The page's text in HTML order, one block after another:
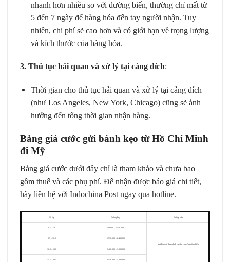
nhanh hơn nhiều so với đường biển, thường chỉ mất từ
5 đến 7 ngày để hàng hóa đến tay người nhận. Tuy
nhiên, chi phí sẽ cao hơn và có giới hạn về trọng lượng
và kích thước của hàng hóa.
3. Thủ tục hải quan và xử lý tại cảng đích:
Thời gian cho thủ tục hải quan và xử lý tại cảng đích
(như Los Angeles, New York, Chicago) cũng sẽ ảnh
hưởng đến tổng thời gian nhận hàng.
Bảng giá cước gửi bánh kẹo từ Hồ Chí Minh
đi Mỹ
Bảng giá cước dưới đây chỉ là tham khảo và chưa bao
gồm thuế và các phụ phí. Để nhận được báo giá chi tiết,
hãy liên hệ với Indochina Post ngay qua hotline.
Số Kg Đường bay Đường biển
0.5 – 5.0 600.000 – 1.450.000
Vui lòng sử dụng dịch vụ vận chuyển đường biển
5.5 – 10.0 1.530.000 – 2.400.000
10.5 – 15.0 2.480.000 – 3.350.000
15.5 – 20.5 3.440.000 – 4.400.000